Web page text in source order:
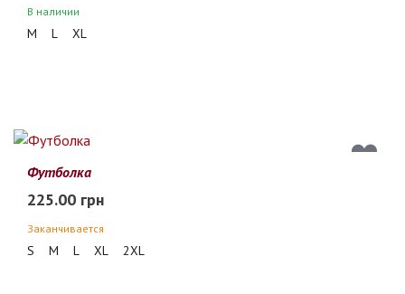
В наличии
M L XL
Футболка
225.00 грн
Заканчивается
S M L XL 2XL